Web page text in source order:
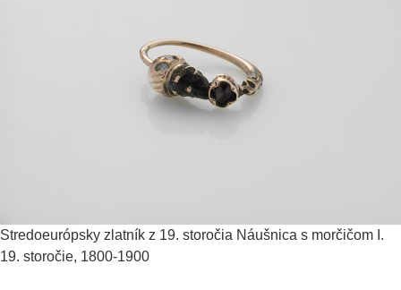
Stredoeurópsky zlatník z 19. storočia Náušnica s morčičom I.
19. storočie, 1800-1900